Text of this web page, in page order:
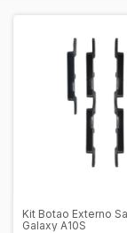
Kit Botao Externo
Galaxy A10S